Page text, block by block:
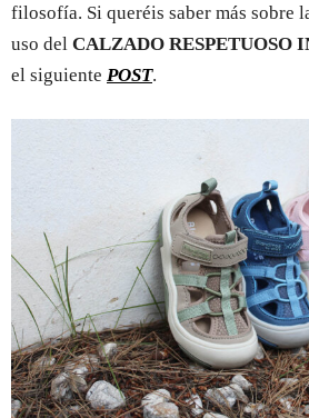
filosofía. Si queréis saber más sobre
uso del CALZADO RESPETUOSO
el siguiente POST.